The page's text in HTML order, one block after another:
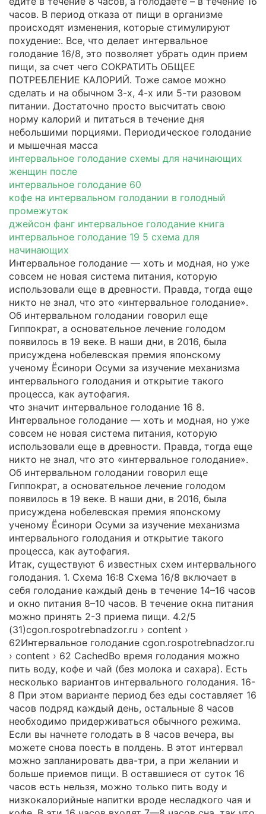
часов. В период отказа от пищи в организме
происходят изменения, которые стимулируют
похудение:. Все, что делает интервальное
голодание 16/8, это позволяет убрать один прием
пищи, за счет чего СОКРАТИТЬ ОБЩЕЕ
ПОТРЕБЛЕНИЕ КАЛОРИЙ. Тоже самое можно
сделать и на обычном 3-х, 4-х или 5-ти разовом
питании. Достаточно просто высчитать свою
норму калорий и питаться в течение дня
небольшими порциями. Периодическое голодание
и мышечная масса
интервальное голодание схемы для начинающих
женщин после
интервальное голодание 60
кофе на интервальном голодании в голодный
промежуток
джейсон фанг интервальное голодание книга
интервальное голодание 19 5 схема для
начинающих
Интервальное голодание — хоть и модная, но уже
совсем не новая система питания, которую
использовали еще в древности. Правда, тогда еще
никто не знал, что это «интервальное голодание».
Об интервальном голодании говорил еще
Гиппократ, а основательное лечение голодом
появилось в 19 веке. В наши дни, в 2016, была
присуждена нобелевская премия японскому
ученому Ёсинори Осуми за изучение механизма
интервального голодания и открытие такого
процесса, как аутофагия.
что значит интервальное голодание 16 8.
Интервальное голодание — хоть и модная, но уже
совсем не новая система питания, которую
использовали еще в древности. Правда, тогда еще
никто не знал, что это «интервальное голодание».
Об интервальном голодании говорил еще
Гиппократ, а основательное лечение голодом
появилось в 19 веке. В наши дни, в 2016, была
присуждена нобелевская премия японскому
ученому Ёсинори Осуми за изучение механизма
интервального голодания и открытие такого
процесса, как аутофагия.
Итак, существуют 6 известных схем интервального
голодания. 1. Схема 16:8 Схема 16/8 включает в
себя голодание каждый день в течение 14–16 часов
и окно питания 8–10 часов. В течение окна питания
можно принять 2-3 приема пищи. 4.2/5
(31)cgon.rospotrebnadzor.ru › content ›
62Интервальное голодание cgon.rospotrebnadzor.ru
› content › 62 CachedВо время голодания можно
пить воду, кофе и чай (без молока и сахара). Есть
несколько вариантов интервального голодания. 16-
8 При этом варианте период без еды составляет 16
часов подряд каждый день, остальные 8 часов
необходимо придерживаться обычного режима.
Если вы начнете голодать в 8 часов вечера, вы
можете снова поесть в полдень. В этот интервал
можно запланировать два-три, а при желании и
больше приемов пищи. В оставшиеся от суток 16
часов есть нельзя, можно только пить воду и
низкокалорийные напитки вроде несладкого чая и